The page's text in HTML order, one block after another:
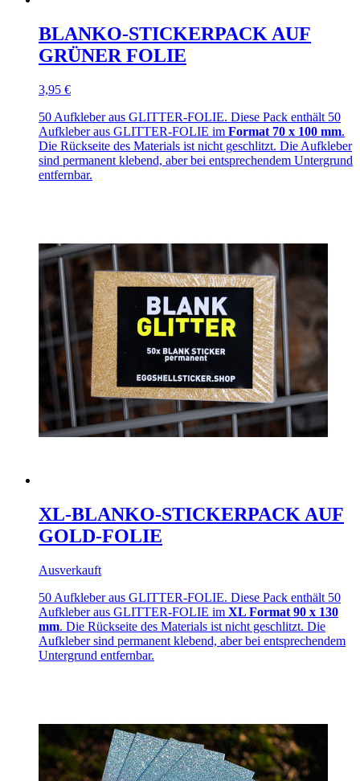
BLANKO-STICKERPACK AUF
GRÜNER FOLIE
3,95 €
50 Aufkleber aus GLITTER-FOLIE. Diese Pack enthält 50
Aufkleber aus GLITTER-FOLIE im Format 70 x 100 mm.
Die Rückseite des Materials ist nicht geschlitzt. Die Aufkleber
sind permanent klebend, aber bei entsprechendem Untergrund
entfernbar.
XL-BLANKO-STICKERPACK AUF
GOLD-FOLIE
Ausverkauft
50 Aufkleber aus GLITTER-FOLIE. Diese Pack enthält 50
Aufkleber aus GLITTER-FOLIE im XL Format 90 x 130
mm. Die Rückseite des Materials ist nicht geschlitzt. Die
Aufkleber sind permanent klebend, aber bei entsprechendem
Untergrund entfernbar.